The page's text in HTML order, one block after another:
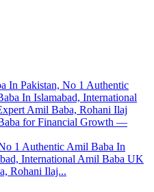
In Pakistan, No 1 Authentic
In Islamabad, International
Amil Baba, Rohani Ilaj
for Financial Growth —
1 Authentic Amil Baba In
International Amil Baba UK
Rohani Ilaj...